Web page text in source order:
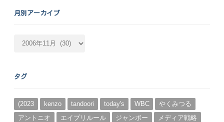
月別アーカイブ
カ
ブ
タグ
(2023 kenzo tandoori today's WBC
やくみつる
アントニオ
エイプリルール ジャンボー
メディア戦略